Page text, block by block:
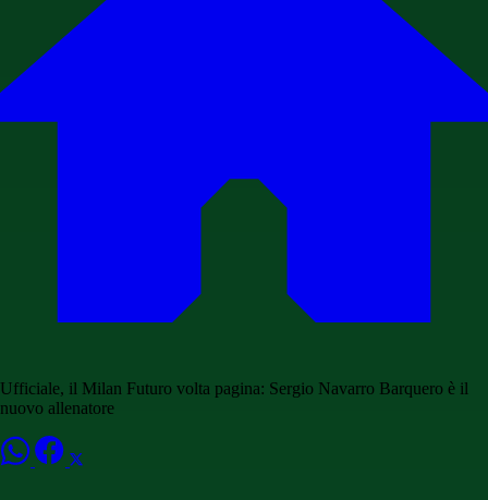
Ufficiale, il Milan Futuro volta pagina: Sergio Navarro Barquero è il
nuovo allenatore